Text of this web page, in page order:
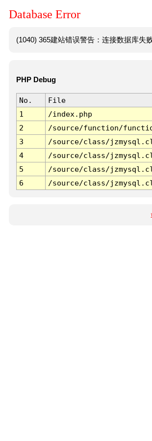
Database Error
(1040) 365建站错误警告：连接数据库失
PHP Debug
No. File
1
/index.php
2
/source/function/
3
/source/class/
4
/source/class/
5
/source/class/
6
/source/class/